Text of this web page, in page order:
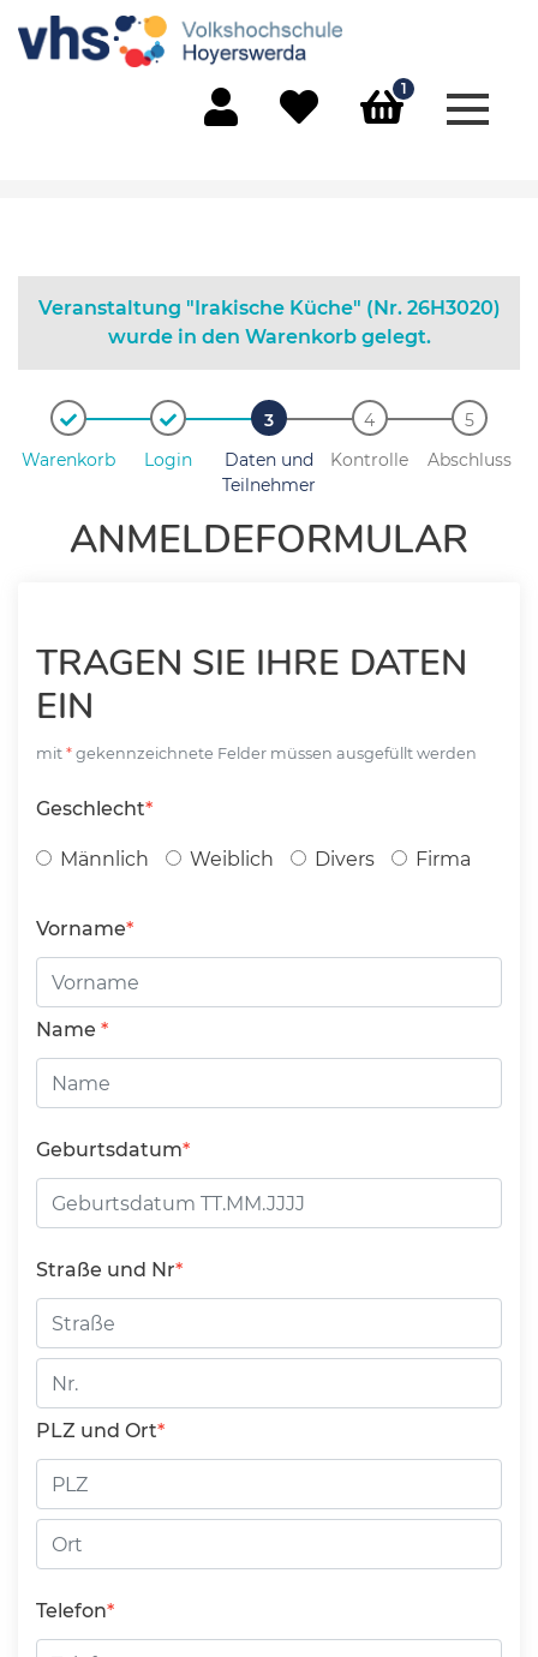
1
Veranstaltung "Irakische Küche" (Nr. 26H3020)
wurde in den Warenkorb gelegt.
Warenkorb Login
Daten und
Teilnehmer
Kontrolle Abschluss
ANMELDEFORMULAR
TRAGEN SIE IHRE DATEN
EIN
mit gekennzeichnete Felder müssen ausgefüllt werden
Geschlecht
Männlich Weiblich Divers Firma
Vorname
Name
Geburtsdatum
Straße und Nr
Straße
Hausnummer
PLZ und Ort
PLZ
Ort
Telefon